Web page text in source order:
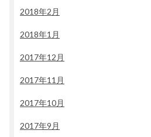
2018年2月
2018年1月
2017年12月
2017年11月
2017年10月
2017年9月